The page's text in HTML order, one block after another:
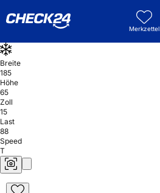
Merkzettel
Breite
185
Höhe
65
Zoll
15
Last
88
Speed
T